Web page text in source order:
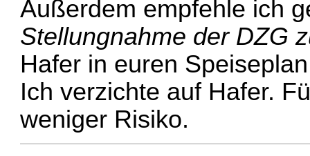
Außerdem empfehle ich
Stellungnahme der DZG
Hafer in euren
Ich verzichte auf Hafer.
weniger Risiko.